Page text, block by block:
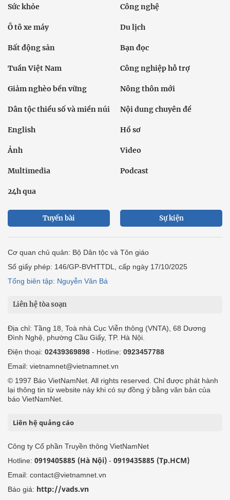
Sức khỏe Công nghệ
Ô tô xe máy Du lịch
Bất động sản Bạn đọc
Tuần Việt Nam Công nghiệp hỗ trợ
Giảm nghèo bền vững Nông thôn mới
Dân tộc thiểu số và miền núi Nội dung chuyên đề
English Hồ sơ
Ảnh Video
Multimedia Podcast
24h qua
Tuyến bài Sự kiện
Cơ quan chủ quản: Bộ Dân tộc và Tôn giáo
Số giấy phép: 146/GP-BVHTTDL, cấp ngày 17/10/2025
Tổng biên tập: Nguyễn Văn Bá
Liên hệ tòa soạn
Địa chỉ: Tầng 18, Toà nhà Cục Viễn thông (VNTA), 68 Dương
Đình Nghệ, phường Cầu Giấy, TP. Hà Nội.
Điện thoại: 02439369898 - Hotline: 0923457788
Email: vietnamnet@vietnamnet.vn
© 1997 Báo VietNamNet. All rights reserved. Chỉ được phát hành
lại thông tin từ website này khi có sự đồng ý bằng văn bản của
báo VietNamNet.
Liên hệ quảng cáo
Công ty Cổ phần Truyền thông VietNamNet
Hotline: 0919405885 (Hà Nội) - 0919435885 (Tp.HCM)
Email: contact@vietnamnet.vn
Báo giá: http://vads.vn